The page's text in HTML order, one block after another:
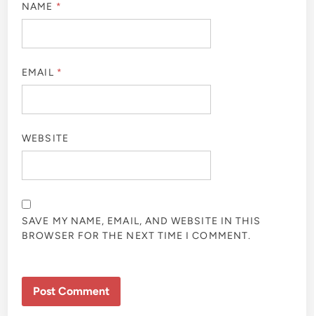
NAME *
EMAIL *
WEBSITE
SAVE MY NAME, EMAIL, AND WEBSITE IN THIS
BROWSER FOR THE NEXT TIME I COMMENT.